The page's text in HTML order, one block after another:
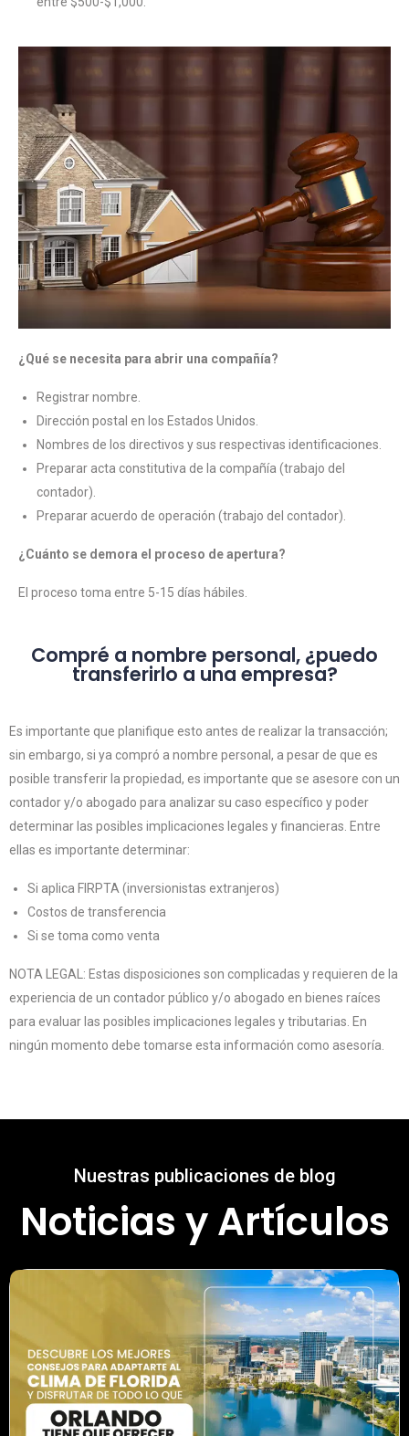
¿Qué se necesita para abrir una compañía?
Registrar nombre.
Dirección postal en los Estados Unidos.
Nombres de los directivos y sus respectivas identificaciones.
Preparar acta constitutiva de la compañía (trabajo del
contador).
Preparar acuerdo de operación (trabajo del contador).
¿Cuánto se demora el proceso de apertura?
El proceso toma entre 5-15 días hábiles.
Compré a nombre personal, ¿puedo
transferirlo a una empresa?
Es importante que planifique esto antes de realizar la transacción;
sin embargo, si ya compró a nombre personal, a pesar de que es
posible transferir la propiedad, es importante que se asesore con un
contador y/o abogado para analizar su caso específico y poder
determinar las posibles implicaciones legales y financieras. Entre
ellas es importante determinar:
Si aplica FIRPTA (inversionistas extranjeros)
Costos de transferencia
Si se toma como venta
NOTA LEGAL: Estas disposiciones son complicadas y requieren de la
experiencia de un contador público y/o abogado en bienes raíces
para evaluar las posibles implicaciones legales y tributarias. En
ningún momento debe tomarse esta información como asesoría.
Nuestras publicaciones de blog
Noticias y Artículos